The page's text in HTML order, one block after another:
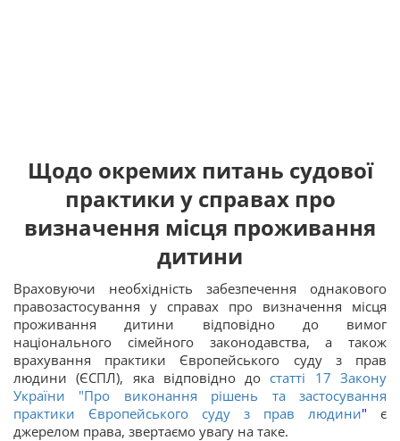
Щодо окремих питань судової
практики у справах про
визначення місця проживання
дитини
Враховуючи необхідність забезпечення однакового
правозастосування у справах про визначення місця
проживання дитини відповідно до вимог
національного сімейного законодавства, а також
врахування практики Європейського суду з прав
людини (ЄСПЛ), яка відповідно достатті 17 Закону
України "Про виконання рішень та застосування
практики Європейського суду з прав людини" є
джерелом права, звертаємо увагу на таке.